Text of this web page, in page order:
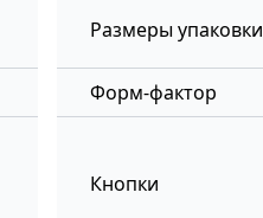
Размеры упаковки
Форм-фактор
Кнопки